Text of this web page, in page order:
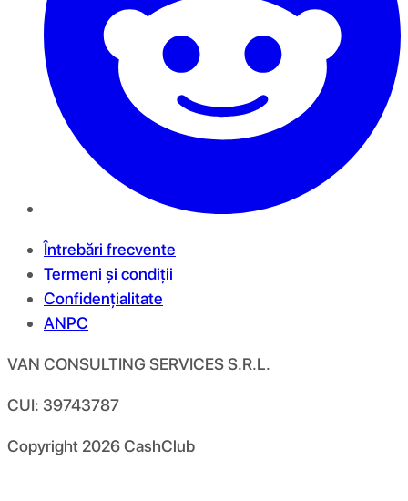
Întrebări frecvente
Termeni și condiții
Confidențialitate
ANPC
VAN CONSULTING SERVICES S.R.L.
CUI: 39743787
Copyright 2026CashClub